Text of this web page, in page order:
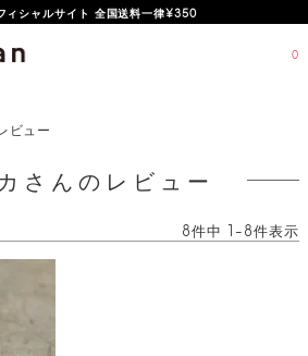
ィシャルサイト 全国送料一律¥350
新規会員登録特典 500ポイントプレゼント
0
ビュー
さんのレビュー
8件中 1 -8件表示